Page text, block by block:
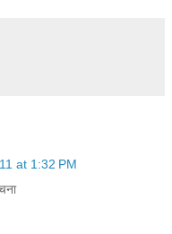
at 1:32 PM